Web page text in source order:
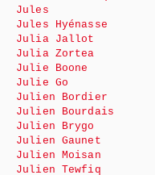
Jules
Jules Hyénasse
Julia Jallot
Julia Zortea
Julie Boone
Julie Go
Julien Bordier
Julien Bourdais
Julien Brygo
Julien Gaunet
Julien Moisan
Julien Tewfiq